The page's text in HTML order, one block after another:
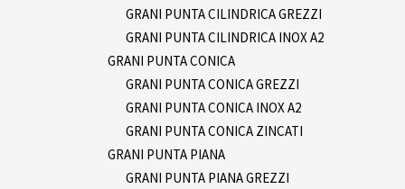
GRANI PUNTA CILINDRICA GREZZI
GRANI PUNTA CILINDRICA INOX A2
GRANI PUNTA CONICA
GRANI PUNTA CONICA GREZZI
GRANI PUNTA CONICA INOX A2
GRANI PUNTA CONICA ZINCATI
GRANI PUNTA PIANA
GRANI PUNTA PIANA GREZZI